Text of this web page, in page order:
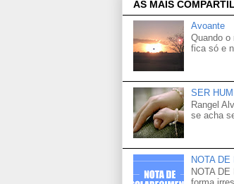
AS MAIS
Avoante
Quando o
fica só e
SER
Rangel
se acha
NOTA
NOTA